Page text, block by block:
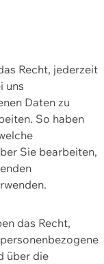
Recht, jederzeit
uns
Daten zu
So haben
Sie bearbeiten,
das Recht,
über die